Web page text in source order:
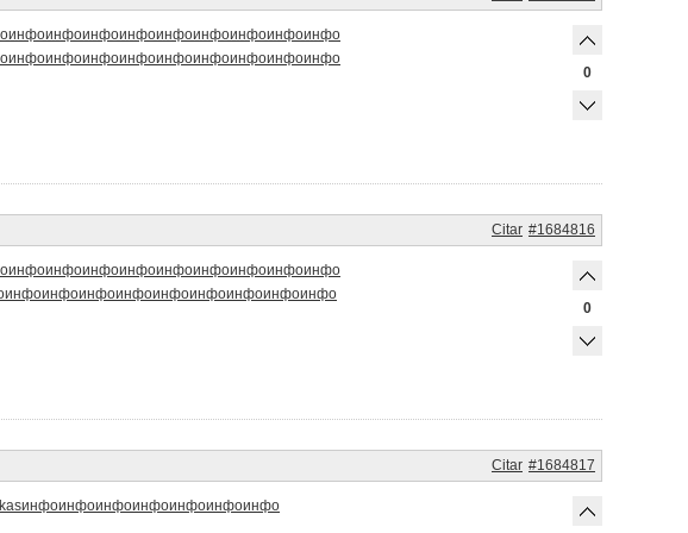
инфоинфоинфоинфоинфоинфоинфоинфоинфо
инфоинфоинфоинфоинфоинфоинфоинфоинфо
0
#1684816
Citar
инфоинфоинфоинфоинфоинфоинфоинфоинфо
инфоинфоинфоинфоинфоинфоинфоинфоинфо
0
#1684817
Citar
инфоинфоинфоинфоинфоинфоинфо